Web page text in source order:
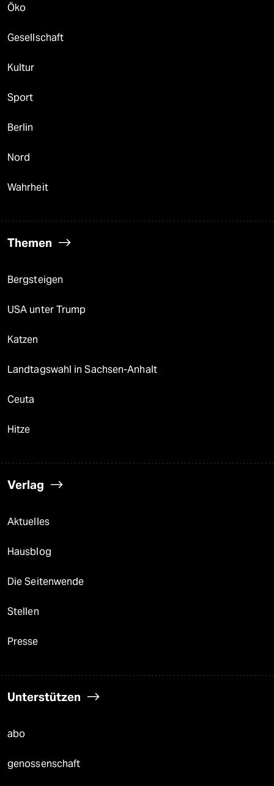
Öko
Gesellschaft
Kultur
Sport
Berlin
Nord
Wahrheit
Themen
Bergsteigen
USA unter Trump
Katzen
Landtagswahl in Sachsen-Anhalt
Ceuta
Hitze
Verlag
Aktuelles
Hausblog
Die Seitenwende
Stellen
Presse
Unterstützen
abo
genossenschaft